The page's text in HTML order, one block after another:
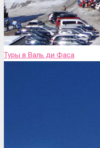
Туры в Валь ди Фаса